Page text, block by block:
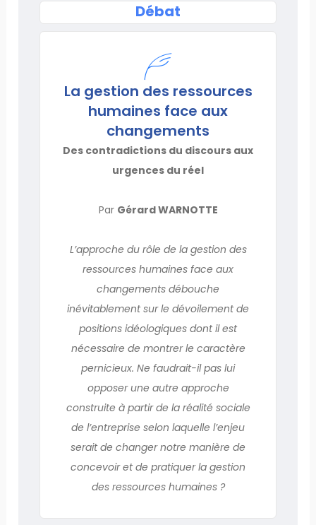
Débat
La gestion des ressources
humaines face aux
changements
Des contradictions du discours aux
urgences du réel
Par Gérard WARNOTTE
L’approche du rôle de la gestion des
ressources humaines face aux
changements débouche
inévitablement sur le dévoilement de
positions idéologiques dont il est
nécessaire de montrer le caractère
pernicieux. Ne faudrait-il pas lui
opposer une autre approche
construite à partir de la réalité sociale
de l’entreprise selon laquelle l’enjeu
serait de changer notre manière de
concevoir et de pratiquer la gestion
des ressources humaines ?